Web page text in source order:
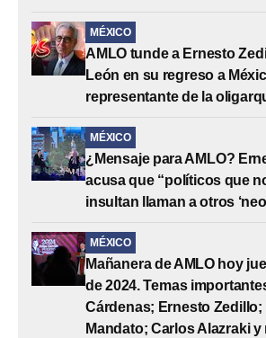
MÉXICO
AMLO tunde a Ernesto
León en su regreso a
representante de la
MÉXICO
¿Mensaje para AMLO?
acusa que “políticos que
insultan llaman a otros
MÉXICO
Mañanera de AMLO hoy
de 2024. Temas
Cárdenas; Ernesto
Mandato; Carlos Alazraki y